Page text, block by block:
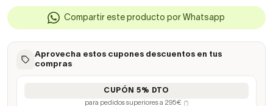
Compartir este producto por Whatsapp
Aprovecha estos cupones descuentos en tus
compras
CUPÓN 5% DTO
para pedidos superiores a 295€ (*)